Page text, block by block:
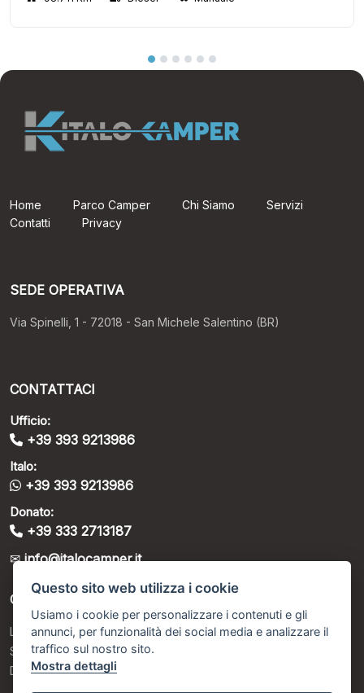
Questo sito web utilizza i cookie
Usiamo i cookie per personalizzare i contenuti e gli
annunci, per funzionalità dei social media e analizzare il
traffico sul nostro sito.
Mostra dettagli
Home Parco Camper Chi Siamo
Servizi
Contatti
Privacy
SEDE OPERATIVA
Via Spinelli, 1 - 72018 - San Michele Salentino (BR)
CONTATTACI
Ufficio:
+39 393 9213986
Italo:
+39 393 9213986
Donato:
+39 333 2713187
info@italocamper.it
ORARI DI APERTURA
Lunedì – Venerdì: 08:30 - 13:00 / 16:00 - 18:00
Sabato: Su appuntamento
Domenica: Su appuntamento